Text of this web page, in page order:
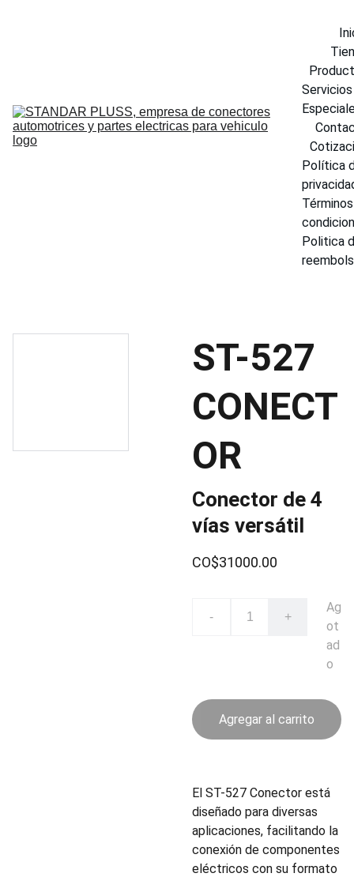
Servicios
Política
Politica
ST-527
CONECT
OR
Conector de 4
vías versátil
CO$31000.00
- +
Ag
ot
ad
o
Agregar al carrito
El ST-527 Conector está
diseñado para diversas
aplicaciones, facilitando la
conexión de componentes
eléctricos con su formato